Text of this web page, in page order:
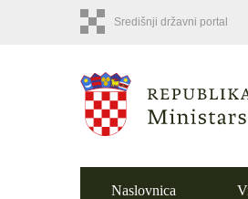
Središnji državni portal
Naslovnica